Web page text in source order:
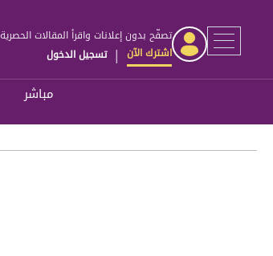
تصفّح بدون إعلانات واقرأ المقالات الحصرية
اشترك الآن | تسجيل الدخول
مباشر